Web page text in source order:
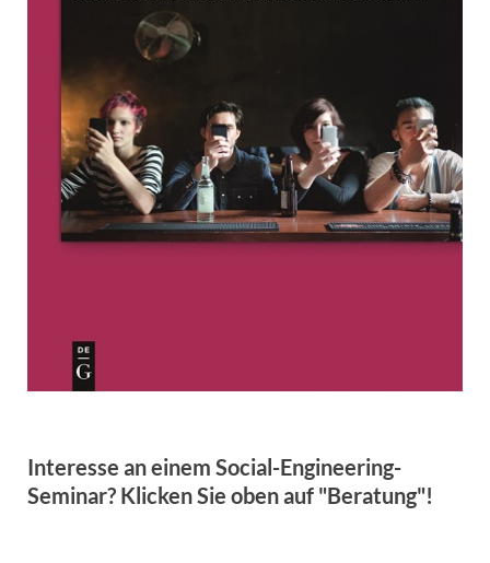
Interesse an einem Social-Engineering-
Seminar? Klicken Sie oben auf "Beratung"!